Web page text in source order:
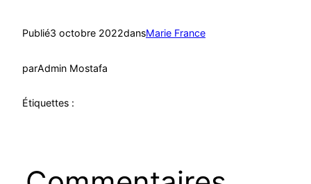
Publié3 octobre 2022dansMarie France
parAdmin Mostafa
Étiquettes :